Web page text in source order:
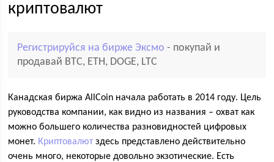
криптовалют
Регистрируйся на бирже Эксмо - покупай и
продавай BTC, ETH, DOGE, LTC
Канадская биржа AllCoin начала работать в 2014 году. Цель
руководства компании, как видно из названия – охват как
можно большего количества разновидностей цифровых
монет. Криптовалют здесь представлено действительно
очень много, некоторые довольно экзотические. Есть